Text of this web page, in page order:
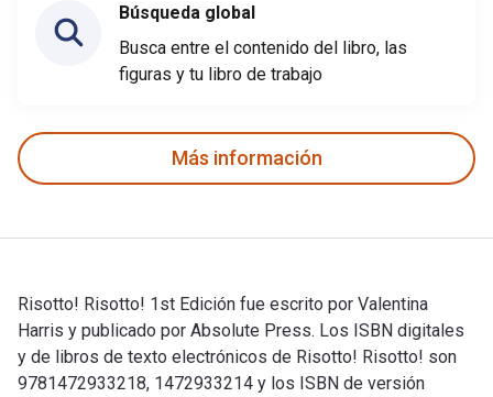
Búsqueda global
Busca entre el contenido del libro, las
figuras y tu libro de trabajo
Más información
Risotto! Risotto! 1st Edición fue escrito por Valentina
Harris y publicado por Absolute Press. Los ISBN digitales
y de libros de texto electrónicos de Risotto! Risotto! son
9781472933218, 1472933214 y los ISBN de versión